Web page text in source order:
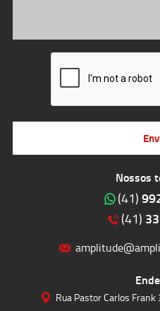
Nossos
(41)
(41)
Rua Pastor Carlos